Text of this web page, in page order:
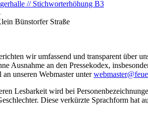
// Stichworterhöhung B3
Bünstorfer Straße
wir umfassend und transparent über
Ausnahme an den Pressekodex,
unseren Webmaster unter
Lesbarkeit wird bei
Diese verkürzte Sprachform hat